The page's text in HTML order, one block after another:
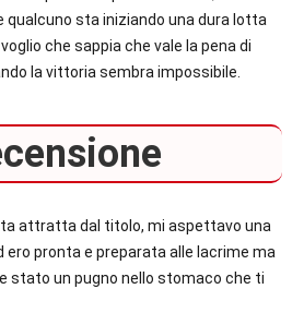
sta iniziando una dura lotta
che sappia che vale la pena di
la vittoria sembra impossibile.
attratta dal titolo, mi aspettavo una
pronta e preparata alle lacrime ma
stato un pugno nello stomaco che ti